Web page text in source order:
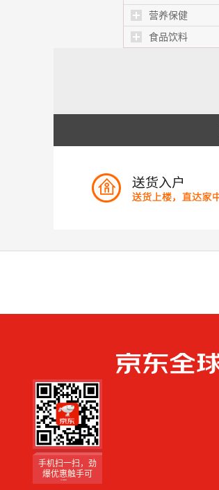
营养保健
食品饮料
手机扫一扫，劲
爆优惠触手可
得！
手机扫一扫，劲